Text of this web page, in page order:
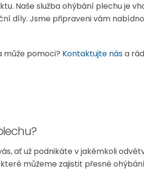
Naše služba ohýbání plechu je
díly. Jsme připraveni vám
může pomoci? Kontaktujte nása
ať už podnikáte v jakémkoli
můžeme zajistit přesné